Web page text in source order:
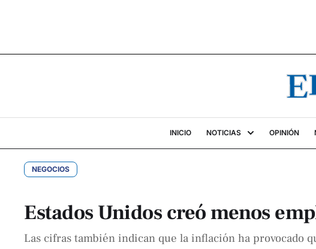
INICIO NOTICIAS OPINIÓN
NEGOCIOS
Estados Unidos creó menos
Las cifras también indican que la inflación ha provocado